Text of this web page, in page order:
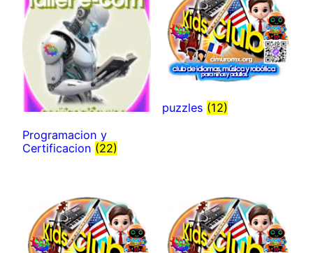
Programacion y
Certificacion (22)
puzzles (12)